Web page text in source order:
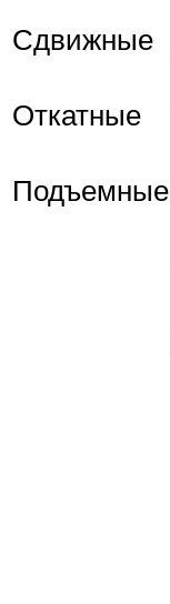
Сдвижные
Откатные
Подъемные